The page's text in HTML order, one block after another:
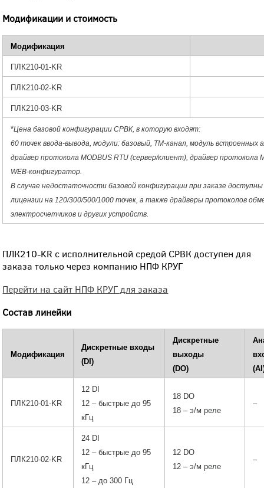
Модификации и стоимость
Модификация
ПЛК210-01-KR
ПЛК210-02-KR
ПЛК210-03-KR
*Цена базовой конфигурации СРВК, в которую входят:
60 точек ввода-вывода, модули: базовый, ТМ-канал, модуль встроенных
драйвер протокола MODBUS RTU (сервер/клиент), драйвер протокола
WEB-конфигуратор.
В случае недостаточности базовой конфигурации при заказе
лицензии на 120/300/500/1000 точек, а также драйверы протоколов
электросчетчиков и других устройств.
ПЛК210-KR с исполнительной средой СРВК доступен для
заказа только через компанию НПФ КРУГ
Перейти на сайт НПФ КРУГ для заказа
Состав линейки
Модификация
Дискретные входы
(DI)
Дискретные
выходы
(DO)
ПЛК210-01-KR
12 DI
12 – быстрые до 95
кГц
18 DO
18 – э/м реле
–
ПЛК210-02-KR
24 DI
12 – быстрые до 95
кГц
12 – до 300 Гц
12 DO
12 – э/м реле
–